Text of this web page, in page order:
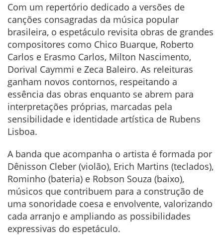
Com um repertório dedicado a versões de
canções consagradas da música popular
brasileira, o espetáculo revisita obras de grandes
compositores como Chico Buarque, Roberto
Carlos e Erasmo Carlos, Milton Nascimento,
Dorival Caymmi e Zeca Baleiro. As releituras
ganham novos contornos, respeitando a
essência das obras enquanto se abrem para
interpretações próprias, marcadas pela
sensibilidade e identidade artística de Rubens
Lisboa.
A banda que acompanha o artista é formada por
Dênisson Cleber (violão), Erich Martins (teclados),
Rominho (bateria) e Robson Souza (baixo),
músicos que contribuem para a construção de
uma sonoridade coesa e envolvente, valorizando
cada arranjo e ampliando as possibilidades
expressivas do espetáculo.